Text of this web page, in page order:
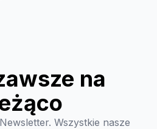
na
Wszystkie nasze